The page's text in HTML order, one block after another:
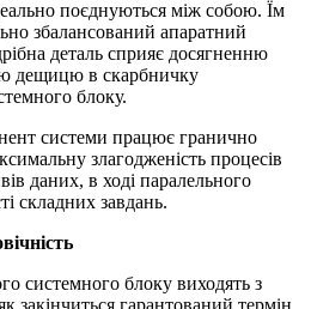
поєднуються між собою. Їм
збалансований апаратний
деталь сприяє досягненню
дещицю в скарбничку
блоку.
системи працює гранично
злагодженість процесів
даних, в ході паралельного
складних завдань.
системного блоку виходять з
закінчиться гарантований термін